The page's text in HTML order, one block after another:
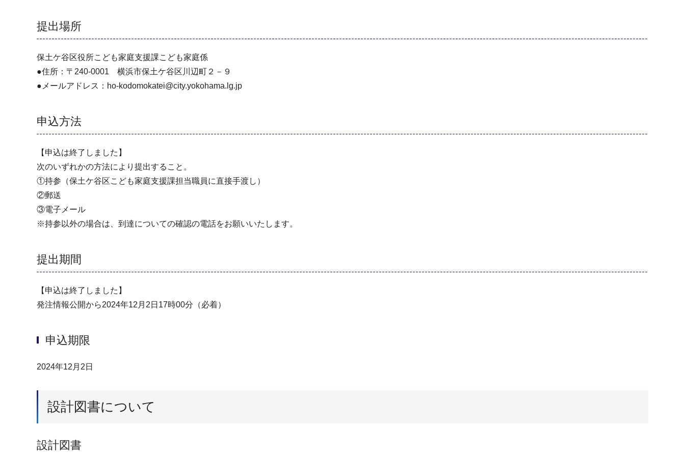
提出場所
保土ケ谷区役所こども家庭支援課こども家庭係
●住所：〒240-0001 横浜市保土ケ谷区川辺町２－９
●メールアドレス：ho-kodomokatei@city.yokohama.lg.jp
申込方法
【申込は終了しました】
次のいずれかの方法により提出すること。
①持参（保土ケ谷区こども家庭支援課担当職員に直接手渡し）
②郵送
③電子メール
※持参以外の場合は、到達についての確認の電話をお願いいたします。
提出期間
【申込は終了しました】
発注情報公開から2024年12月2日17時00分（必着）
申込期限
2024年12月2日
設計図書について
設計図書